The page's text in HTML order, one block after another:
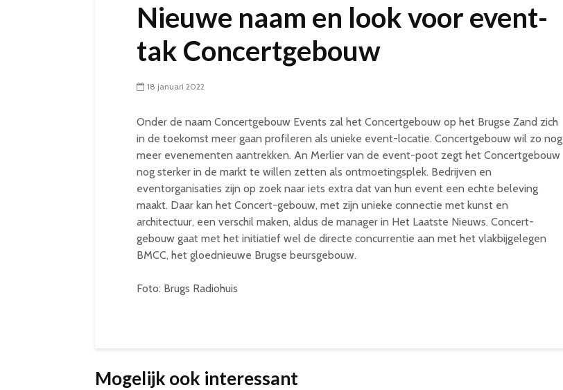
Nieuwe naam en look voor event-
tak Concertgebouw
18 januari 2022
Onder de naam Concertgebouw Events zal het Concertgebouw op het Brugse Zand zich
in de toekomst meer gaan profileren als unieke event-locatie. Concertgebouw wil zo nog
meer evenementen aantrekken. An Merlier van de event-poot zegt het Concertgebouw
nog sterker in de markt te willen zetten als ontmoetingsplek. Bedrijven en
eventorganisaties zijn op zoek naar iets extra dat van hun event een echte beleving
maakt. Daar kan het Concert-gebouw, met zijn unieke connectie met kunst en
architectuur, een verschil maken, aldus de manager in Het Laatste Nieuws. Concert-
gebouw gaat met het initiatief wel de directe concurrentie aan met het vlakbijgelegen
BMCC, het gloednieuwe Brugse beursgebouw.
Foto: Brugs Radiohuis
Mogelijk ook interessant